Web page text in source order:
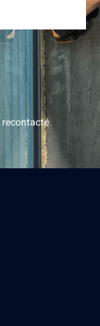
recontacté